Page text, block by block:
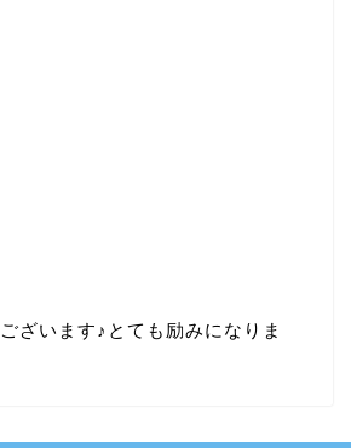
ざいます♪とても励みになりま